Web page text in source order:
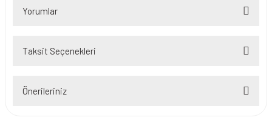
Yorumlar
Taksit Seçenekleri
Önerileriniz